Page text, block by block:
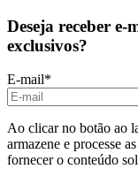
Deseja receber e-
exclusivos?
E-mail*
Ao clicar no botão ao
armazene e processe
fornecer o conteúdo